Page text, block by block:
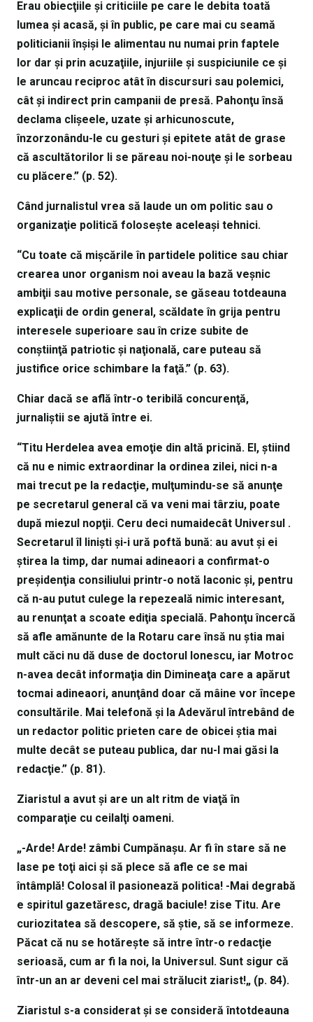
Erau obiecţiile şi criticiile pe care le debita toată
lumea şi acasă, şi în public, pe care mai cu seamă
politicianii înşişi le alimentau nu numai prin faptele
lor dar şi prin acuzaţiile, injuriile şi suspiciunile ce şi
le aruncau reciproc atât în discursuri sau polemici,
cât şi indirect prin campanii de presă. Pahonţu însă
declama clişeele, uzate şi arhicunoscute,
înzorzonându-le cu gesturi şi epitete atât de grase
că ascultătorilor li se păreau noi-nouţe şi le sorbeau
cu plăcere.” (p. 52).
Când jurnalistul vrea să laude un om politic sau o
organizaţie politică foloseşte aceleaşi tehnici.
“Cu toate că mişcările în partidele politice sau chiar
crearea unor organism noi aveau la bază veşnic
ambiţii sau motive personale, se găseau totdeauna
explicaţii de ordin general, scăldate în grija pentru
interesele superioare sau în crize subite de
conştiinţă patriotic şi naţională, care puteau să
justifice orice schimbare la faţă.” (p. 63).
Chiar dacă se află într-o teribilă concurenţă,
jurnaliştii se ajută între ei.
“Titu Herdelea avea emoţie din altă pricină. El, ştiind
că nu e nimic extraordinar la ordinea zilei, nici n-a
mai trecut pe la redacţie, mulţumindu-se să anunţe
pe secretarul general că va veni mai târziu, poate
după miezul nopţii. Ceru deci numaidecât Universul .
Secretarul îl linişti şi-i ură poftă bună: au avut şi ei
ştirea la timp, dar numai adineaori a confirmat-o
preşidenţia consiliului printr-o notă laconic şi, pentru
că n-au putut culege la repezeală nimic interesant,
au renunţat a scoate ediţia specială. Pahonţu încercă
să afle amănunte de la Rotaru care însă nu ştia mai
mult căci nu dă duse de doctorul Ionescu, iar Motroc
n-avea decât informaţia din Dimineaţa care a apărut
tocmai adineaori, anunţând doar că mâine vor începe
consultările. Mai telefonă şi la Adevărul întrebând de
un redactor politic prieten care de obicei ştia mai
multe decât se puteau publica, dar nu-l mai găsi la
redacţie.” (p. 81).
Ziaristul a avut şi are un alt ritm de viaţă în
comparaţie cu ceilalţi oameni.
„-Arde! Arde! zâmbi Cumpănaşu. Ar fi în stare să ne
lase pe toţi aici şi să plece să afle ce se mai
întâmplă! Colosal îl pasionează politica! -Mai degrabă
e spiritul gazetăresc, dragă baciule! zise Titu. Are
curiozitatea să descopere, să ştie, să se informeze.
Păcat că nu se hotăreşte să intre într-o redacţie
serioasă, cum ar fi la noi, la Universul. Sunt sigur că
într-un an ar deveni cel mai strălucit ziarist!„ (p. 84).
Ziaristul s-a considerat şi se consideră întotdeauna